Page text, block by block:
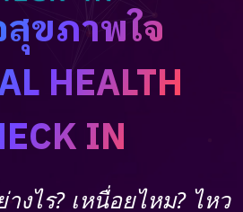
ขภาพใจ
HEALTH
IN
ไร? เหนื่อยไหม? ไหว